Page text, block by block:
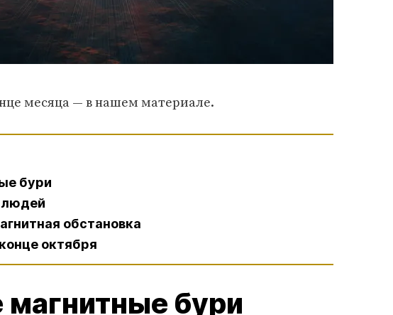
месяца — в нашем материале.
бури
людей
обстановка
октября
магнитные бури